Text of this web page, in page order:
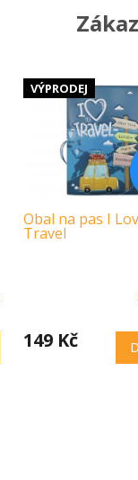
VÝPRODEJ
Obal na pas I
Travel
149 Kč